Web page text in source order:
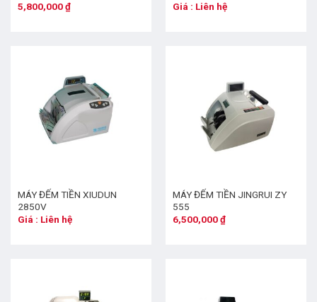
5,800,000₫
Giá : Liên hệ
MÁY ĐẾM TIỀN XIUDUN
2850V
Giá : Liên hệ
MÁY ĐẾM TIỀN JINGRUI ZY
555
6,500,000₫